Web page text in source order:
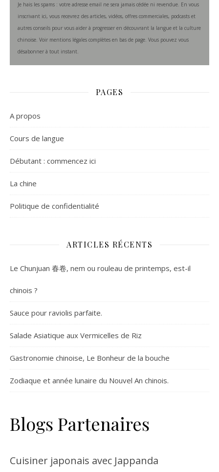
Je hais les spams : votre adresse email ne sera jamais cédée ni revendue. En vous
inscrivant ici, vous recevrez des articles, vidéos, offres commerciales, podcasts et
autres conseils pour vous aider à progresser en découvrant la langue et la culture
chinoise. Voir mentions légales complètes en bas de page. Vous pouvez vous
désabonner à tout instant.
PAGES
A propos
Cours de langue
Débutant : commencez ici
La chine
Politique de confidentialité
ARTICLES RÉCENTS
Le Chunjuan 春卷, nem ou rouleau de printemps, est-il
chinois ?
Sauce pour raviolis parfaite.
Salade Asiatique aux Vermicelles de Riz
Gastronomie chinoise, Le Bonheur de la bouche
Zodiaque et année lunaire du Nouvel An chinois.
Blogs Partenaires
Cuisiner japonais avec Jappanda